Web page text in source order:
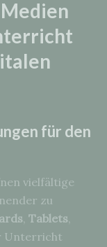
für den
vielfältige
zu
, Tablets,
Unterricht